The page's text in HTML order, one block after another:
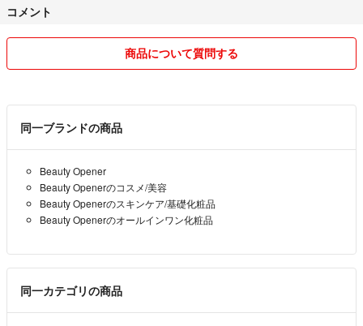
コメント
商品について質問する
同一ブランドの商品
Beauty Opener
Beauty Openerのコスメ/美容
Beauty Openerのスキンケア/基礎化粧品
Beauty Openerのオールインワン化粧品
同一カテゴリの商品